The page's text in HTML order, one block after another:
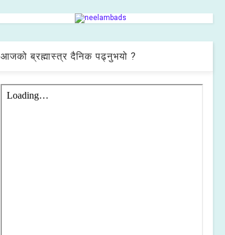
आजको ब्रह्मास्त्र दैनिक पढ्नुभयो ?